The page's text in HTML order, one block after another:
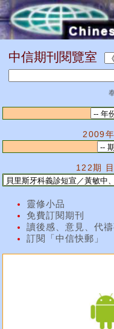
中信期刊閱覽室
2009
122期
靈修小品
免費訂閱期刊
讀後感、意見、代
訂閱「中信快郵」